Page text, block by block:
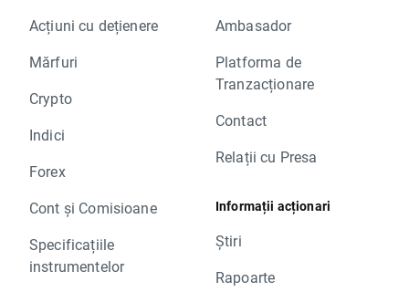
Acțiuni cu dețienere
Mărfuri
Crypto
Indici
Forex
Cont și Comisioane
Specificațiile
instrumentelor
Ambasador
Platforma de
Tranzacționare
Contact
Relații cu Presa
Informații acționari
Știri
Rapoarte